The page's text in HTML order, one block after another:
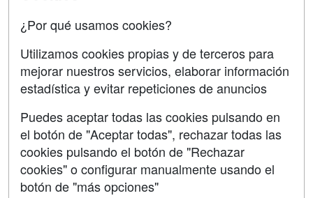
Contactar
Confidencialidad
Aviso legal
Copyleft
¿Por qué usamos cookies?
Utilizamos cookies propias y de terceros para
mejorar nuestros servicios, elaborar información
estadística y evitar repeticiones de anuncios
Puedes aceptar todas las cookies pulsando en
el botón de "Aceptar todas", rechazar todas las
cookies pulsando el botón de "Rechazar
cookies" o configurar manualmente usando el
botón de "más opciones"